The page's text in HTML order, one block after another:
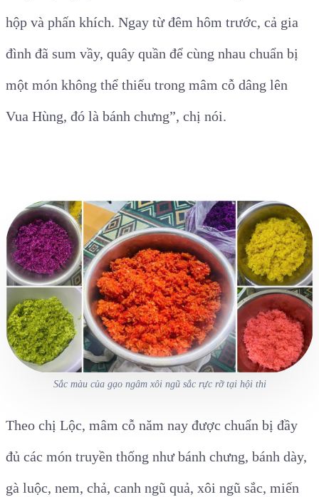
hộp và phấn khích. Ngay từ đêm hôm trước, cả gia
đình đã sum vầy, quây quần để cùng nhau chuẩn bị
một món không thể thiếu trong mâm cỗ dâng lên
Vua Hùng, đó là bánh chưng”, chị nói.
Sắc màu của gạo ngâm xôi ngũ sắc rực rỡ tại hội thi
Theo chị Lộc, mâm cỗ năm nay được chuẩn bị đầy
đủ các món truyền thống như bánh chưng, bánh dày,
gà luộc, nem, chả, canh ngũ quả, xôi ngũ sắc, miến